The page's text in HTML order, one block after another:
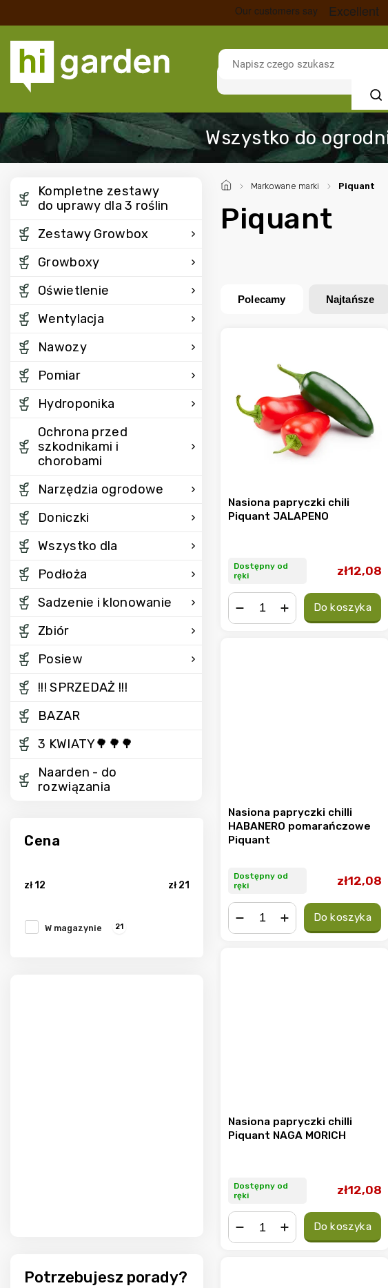
Szukaj
/ Markowane marki / Piquant
Kompletne zestawy
do uprawy dla 3 roślin
Zestawy Growbox
Growboxy
Oświetlenie
Wentylacja
Nawozy
Pomiar
Hydroponika
Ochrona przed
szkodnikami i
chorobami
Narzędzia ogrodowe
Doniczki
Wszystko dla
Podłoża
Sadzenie i klonowanie
Zbiór
Posiew
!!! SPRZEDAŻ !!!
BAZAR
3 KWIATY🌳🌳🌳
Naarden - do
rozwiązania
Cena
zł12 zł 21
W magazynie 21
Potrzebujesz porady?
Piquant
Polecamy Najtańsze
Nasiona papryczki chili
Piquant JALAPENO
Dostępny od
ręki
zł12,08
Do koszyka
Nasiona papryczki chilli
HABANERO pomarańczowe
Piquant
Dostępny od
ręki
zł12,08
Do koszyka
Nasiona papryczki chilli
Piquant NAGA MORICH
Dostępny od
ręki
zł12,08
Do koszyka